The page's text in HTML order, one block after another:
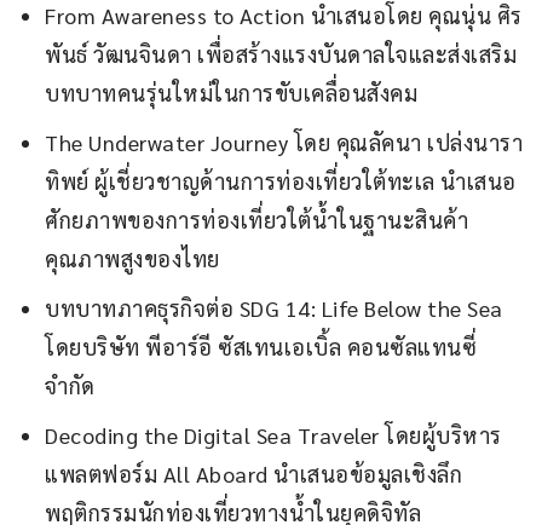
From Awareness to Action นำเสนอโดย คุณนุ่น ศิร
พันธ์ วัฒนจินดา เพื่อสร้างแรงบันดาลใจและส่งเสริม
บทบาทคนรุ่นใหม่ในการขับเคลื่อนสังคม
The Underwater Journey โดย คุณลัคนา เปล่งนารา
ทิพย์ ผู้เชี่ยวชาญด้านการท่องเที่ยวใต้ทะเล นำเสนอ
ศักยภาพของการท่องเที่ยวใต้น้ำในฐานะสินค้า
คุณภาพสูงของไทย
บทบาทภาคธุรกิจต่อ SDG 14: Life Below the Sea
โดยบริษัท พีอาร์อี ซัสเทนเอเบิ้ล คอนซัลแทนซี่
จำกัด
Decoding the Digital Sea Traveler โดยผู้บริหาร
แพลตฟอร์ม All Aboard นำเสนอข้อมูลเชิงลึก
พฤติกรรมนักท่องเที่ยวทางน้ำในยุคดิจิทัล